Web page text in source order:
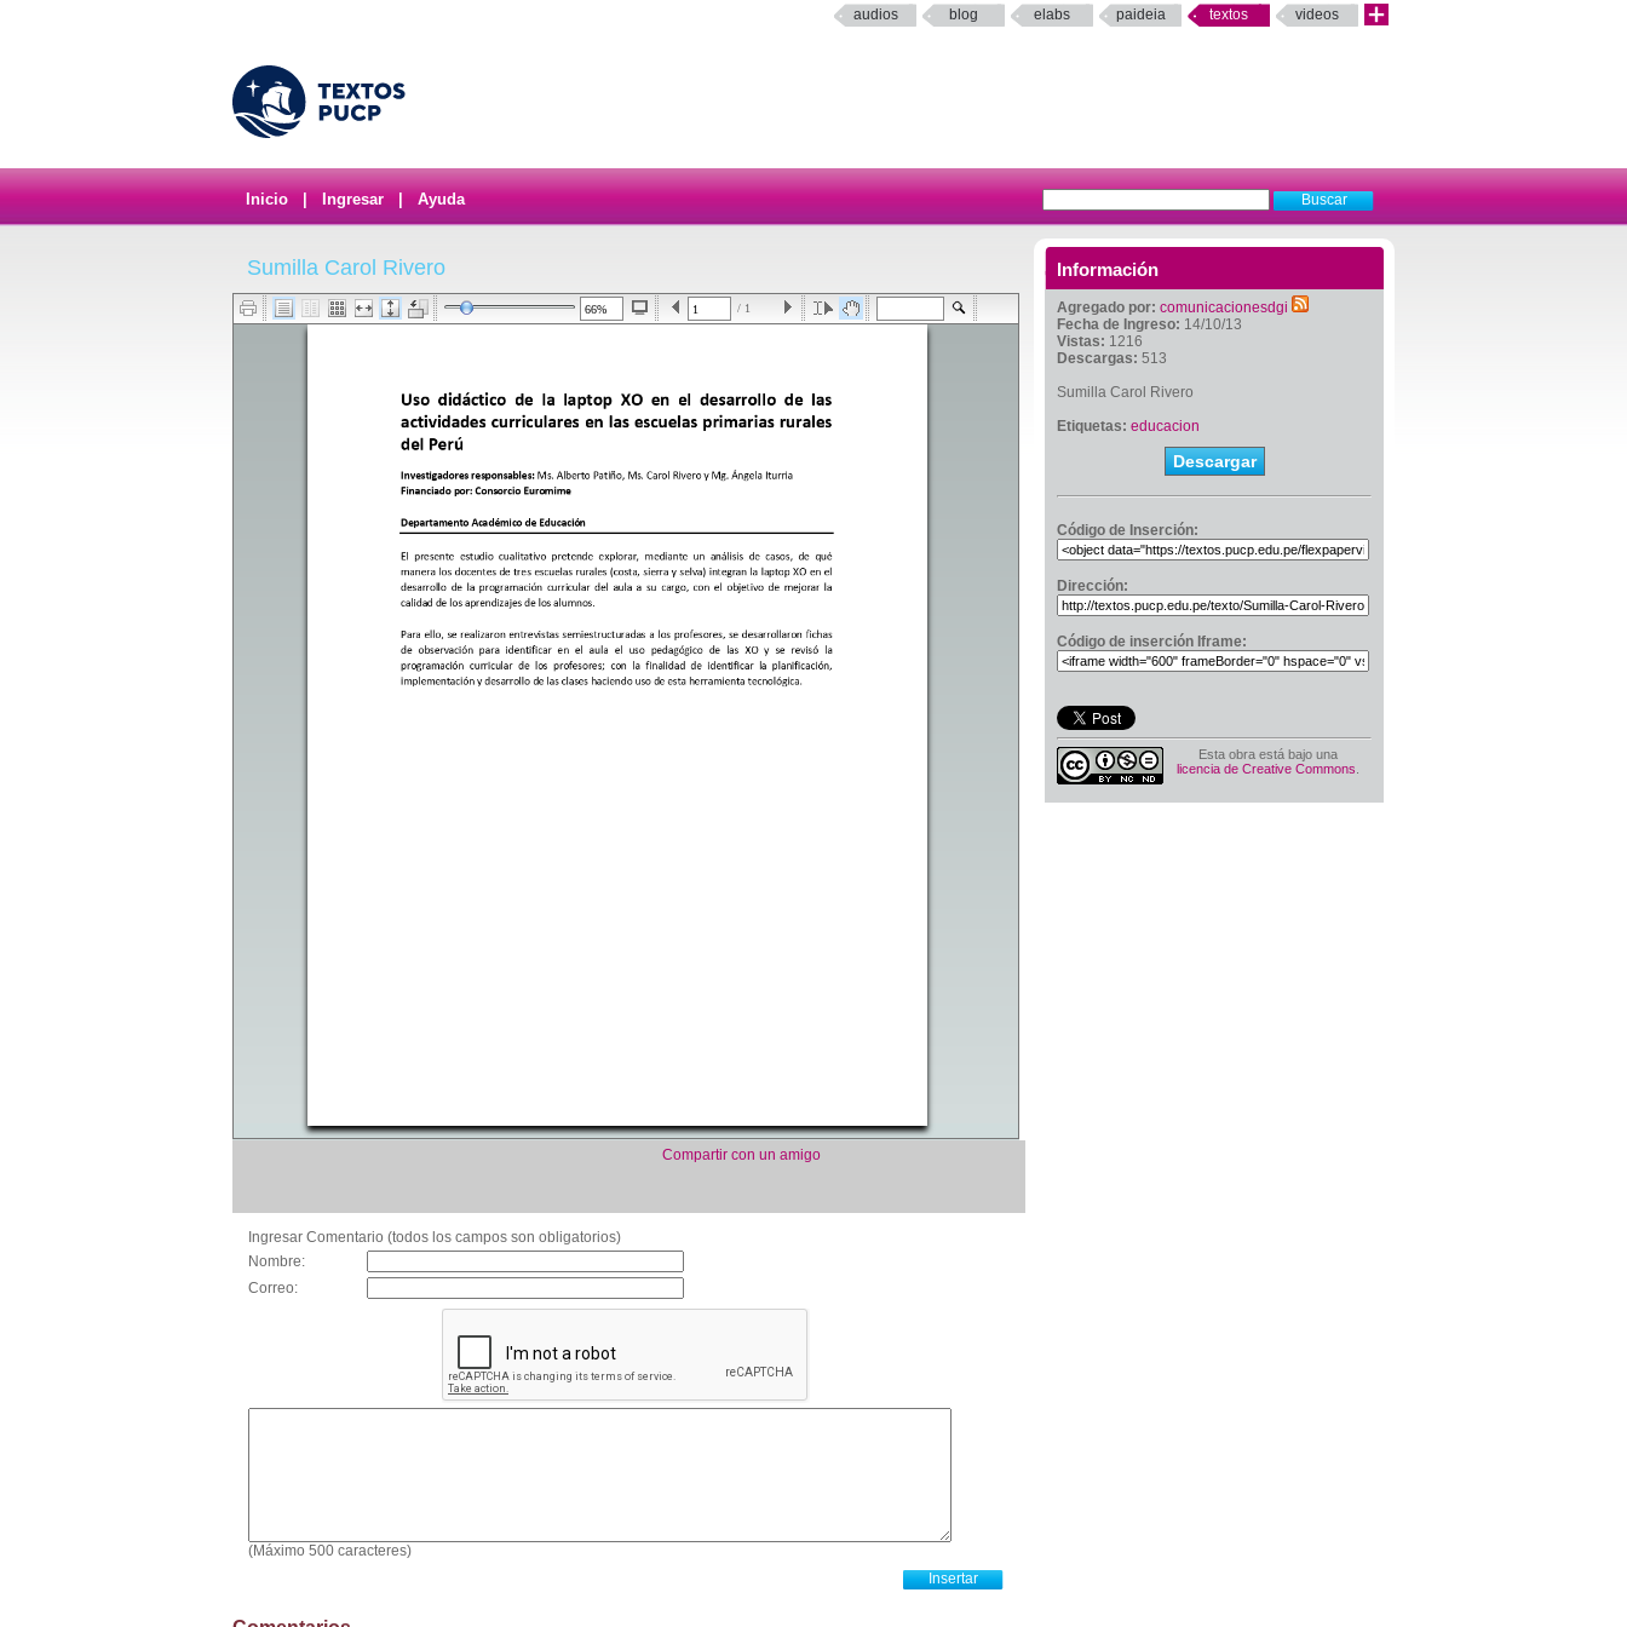
audios blog elabs paideia textos videos
Inicio Ingresar Ayuda
Información
Agregado por: comunicacionesdgi
Fecha de Ingreso: 14/10/13
Vistas: 1216
Descargas: 513
Sumilla Carol Rivero
Etiquetas: educacion
Descargar
Código de Inserción:
Dirección:
Código de inserción Iframe:
Esta obra está bajo una
licencia de Creative Commons
Sumilla Carol Rivero
/ 1
Compartir con un amigo
Ingresar Comentario (todos los campos son obligatorios)
Nombre:
Correo:
(Máximo 500 caracteres)